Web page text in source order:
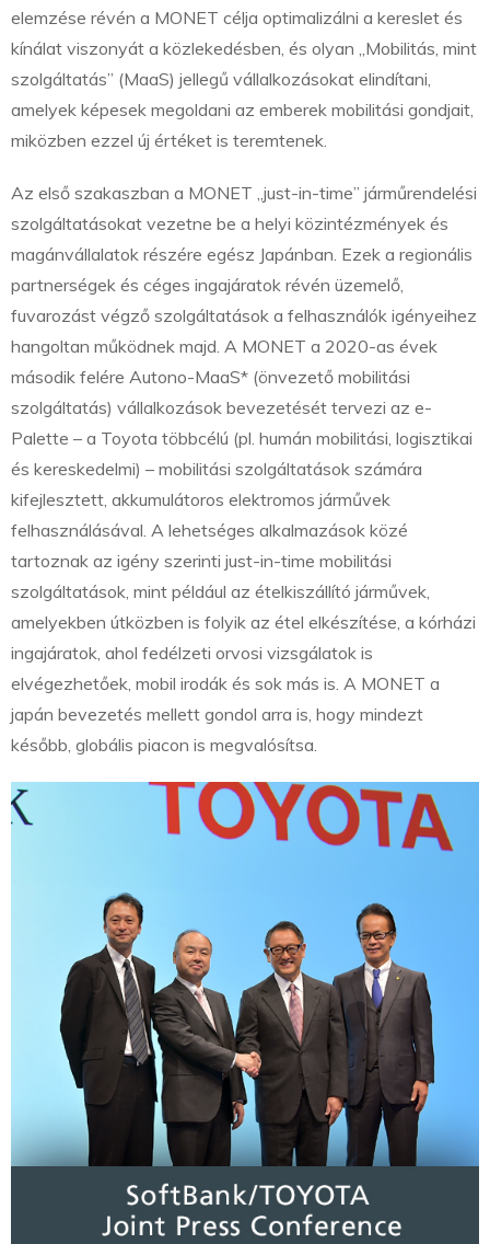
elemzése révén a MONET célja optimalizálni a kereslet és
kínálat viszonyát a közlekedésben, és olyan „Mobilitás, mint
szolgáltatás” (MaaS) jellegű vállalkozásokat elindítani,
amelyek képesek megoldani az emberek mobilitási gondjait,
miközben ezzel új értéket is teremtenek.
Az első szakaszban a MONET „just-in-time” járműrendelési
szolgáltatásokat vezetne be a helyi közintézmények és
magánvállalatok részére egész Japánban. Ezek a regionális
partnerségek és céges ingajáratok révén üzemelő,
fuvarozást végző szolgáltatások a felhasználók igényeihez
hangoltan működnek majd. A MONET a 2020-as évek
második felére Autono-MaaS* (önvezető mobilitási
szolgáltatás) vállalkozások bevezetését tervezi az e-
Palette – a Toyota többcélú (pl. humán mobilitási, logisztikai
és kereskedelmi) – mobilitási szolgáltatások számára
kifejlesztett, akkumulátoros elektromos járművek
felhasználásával. A lehetséges alkalmazások közé
tartoznak az igény szerinti just-in-time mobilitási
szolgáltatások, mint például az ételkiszállító járművek,
amelyekben útközben is folyik az étel elkészítése, a kórházi
ingajáratok, ahol fedélzeti orvosi vizsgálatok is
elvégezhetőek, mobil irodák és sok más is. A MONET a
japán bevezetés mellett gondol arra is, hogy mindezt
később, globális piacon is megvalósítsa.